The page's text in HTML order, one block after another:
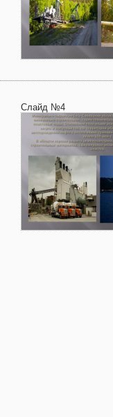
Слайд №4